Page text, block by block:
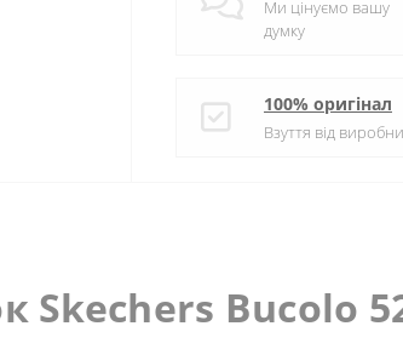
Ми цінуємо вашу
думку
100% оригінал
Взуття від
Skechers Bucolo